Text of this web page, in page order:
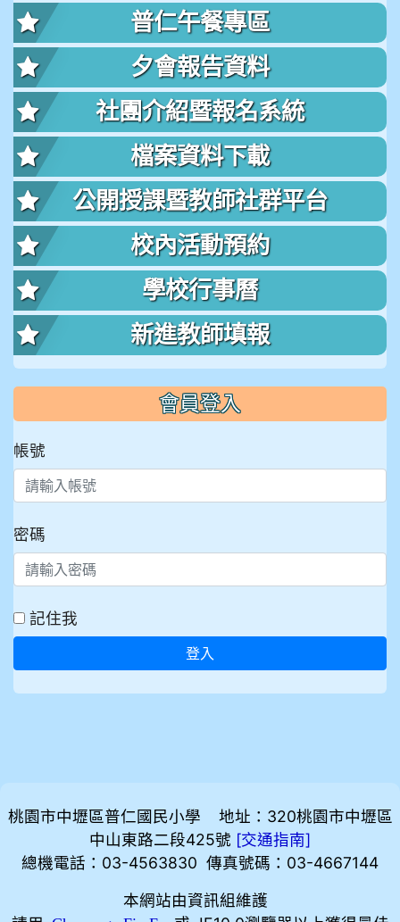
普仁午餐專區
夕會報告資料
社團介紹暨報名系統
檔案資料下載
公開授課暨教師社群平台
校內活動預約
學校行事曆
新進教師填報
會員登入
帳號
密碼
記住我
登入
桃園市中壢區普仁國民小學 地址：320桃園市中壢區
中山東路二段425號 [交通指南]
總機電話：03-4563830 傳真號碼：03-4667144
本網站由資訊組維護